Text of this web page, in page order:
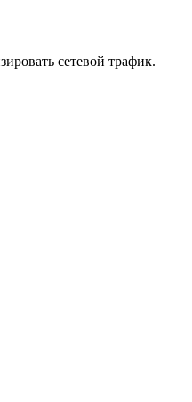
сетевой трафик.